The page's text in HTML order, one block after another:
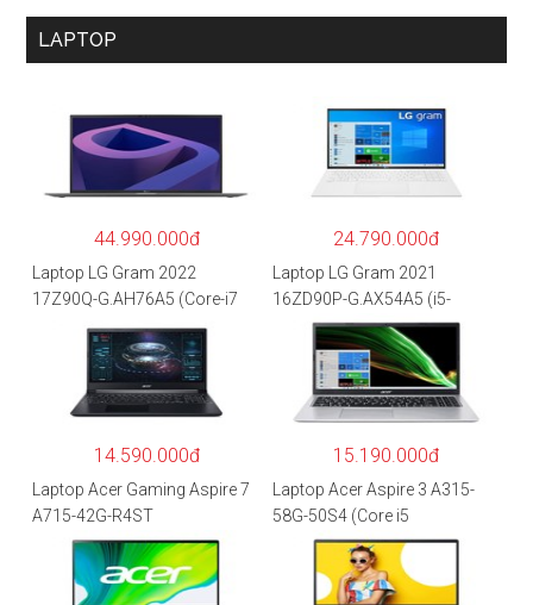
LAPTOP
44.990.000đ
Laptop LG Gram 2022
17Z90Q-G.AH76A5 (Core-i7
1260P/16GB/512GB/17″
WQXGA/Win 11/Xám)
24.790.000đ
Laptop LG Gram 2021
16ZD90P-G.AX54A5 (i5-
1135G7/8GB RAM/512GB
SSD/16″WQXGA/Dos/Trắng)
14.590.000đ
Laptop Acer Gaming Aspire 7
A715-42G-R4ST
NH.QAYSV.004 (R5
5500U/8GB RAM/256GB
SSD/15.6″FHD IPS/GTX1650
15.190.000đ
Laptop Acer Aspire 3 A315-
58G-50S4 (Core i5
1135G7/8GB
RAM/512GB/15.6″FHD/MX35
0 2GB/Win 10/Bạc)